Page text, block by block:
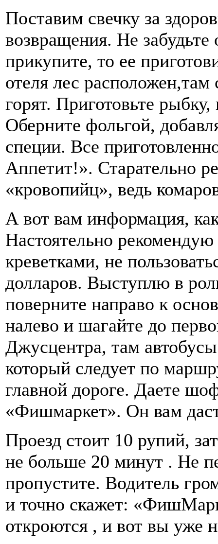
Поставим свечку за
возвращения. Не
прикупите, то ее
отеля лес
горят. Приготовьте
Оберните фольгой,
специи. Все
Аппетит!». Старательно
«кровопийц», ведь
А вот вам информация,
Настоятельно
креветками, не
долларов. Выступлю в
поверните направо к
налево и шагайте до
Джусцентра, там
который следует по
главной дороге. Даете
«Фишмаркет». Он вам
Проезд стоит 10 рупий,
не больше 20 минут . Не
пропустите. Водитель
и точно скажет:
откроются , и вот вы уже